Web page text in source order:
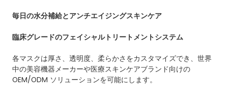
毎日の水分補給とアンチエイジングスキンケア
臨床グレードのフェイシャルトリートメントシステム
各マスクは厚さ、透明度、柔らかさをカスタマイズでき、世界
中の美容機器メーカーや医療スキンケアブランド向けの
OEM/ODM ソリューションを可能にします。